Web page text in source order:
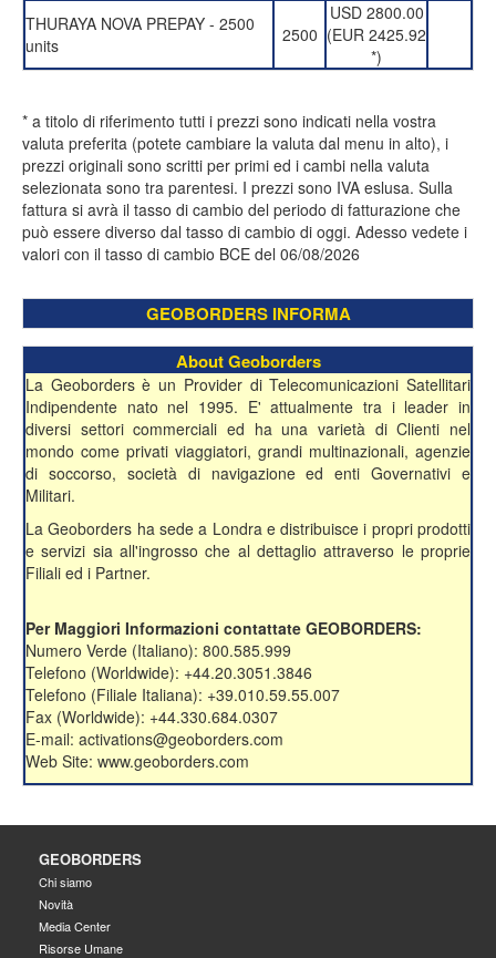
THURAYA NOVA PREPAY - 2500
units
2500
USD 2800.00
(EUR 2425.92
*)
* a titolo di riferimento tutti i prezzi sono indicati nella vostra
valuta preferita (potete cambiare la valuta dal menu in alto), i
prezzi originali sono scritti per primi ed i cambi nella valuta
selezionata sono tra parentesi. I prezzi sono IVA eslusa. Sulla
fattura si avrà il tasso di cambio del periodo di fatturazione che
può essere diverso dal tasso di cambio di oggi. Adesso vedete i
valori con il tasso di cambio BCE del 06/08/2026
GEOBORDERS INFORMA
About Geoborders
La Geoborders è un Provider di Telecomunicazioni Satellitari
Indipendente nato nel 1995. E' attualmente tra i leader in
diversi settori commerciali ed ha una varietà di Clienti nel
mondo come privati viaggiatori, grandi multinazionali, agenzie
di soccorso, società di navigazione ed enti Governativi e
Militari.
La Geoborders ha sede a Londra e distribuisce i propri prodotti
e servizi sia all'ingrosso che al dettaglio attraverso le proprie
Filiali ed i Partner.
Per Maggiori Informazioni contattate GEOBORDERS:
Numero Verde (Italiano): 800.585.999
Telefono (Worldwide): +44.20.3051.3846
Telefono (Filiale Italiana): +39.010.59.55.007
Fax (Worldwide): +44.330.684.0307
E-mail: activations@geoborders.com
Web Site: www.geoborders.com
GEOBORDERS
Chi siamo
Novità
Media Center
Risorse Umane